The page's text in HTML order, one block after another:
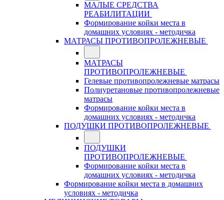
МАЛЫЕ СРЕДСТВА
РЕАБИЛИТАЦИИ
Формирование койки места в
домашних условиях - методичка
МАТРАСЫ ПРОТИВОПРОЛЕЖНЕВЫЕ
МАТРАСЫ
ПРОТИВОПРОЛЕЖНЕВЫЕ
Гелевые противопролежневые матрасы
Полиуретановые противопролежневые
матрасы
Формирование койки места в
домашних условиях - методичка
ПОДУШКИ ПРОТИВОПРОЛЕЖНЕВЫЕ
ПОДУШКИ
ПРОТИВОПРОЛЕЖНЕВЫЕ
Формирование койки места в
домашних условиях - методичка
Формирование койки места в домашних
условиях - методичка